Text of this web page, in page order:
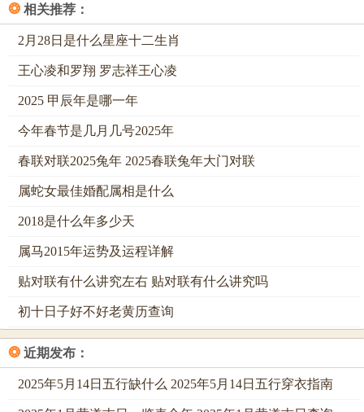
人甚至要搁到下月安葬，唯恐冲撞了阴阳秩序。
但民间智慧总在禁忌中开出温暖的花。红色成为破解煞气的
利器，闰月鞋，闰月穿，闰月老人活一千，这句俗语传遍大
江南北，子女们赶在闰月前给父母买红鞋，用红色阳气抵御
一双布鞋，更是对长辈健康的祈愿。
出嫁女儿回娘家吃闰月饭。也叫六亲饭，一家人围坐桌前，
热腾腾的饭菜驱散了邪月的阴霾，父母给女儿送雨伞、蕉
扇，寓意娘家永远是避风港，是遮阳伞，这份关爱穿越时
说地，用人间烟火对抗天地玄机。
地区女儿送母亲猪脚面线。红丝线绑在面上像系住母亲的寿
命，那份牵挂浓得化不开，这些习俗表面是对邪月的避让，
实则是对亲情的加固，对生命的珍视，当我们穿上闰月鞋，
端起闰月茶，那些有关邪月的恐惧早已被温情化解，剩下的
只有人与人之间最朴素的关怀。
❂ 相关推荐：
2月28日是什么星座十二生肖
王心凌和罗翔 罗志祥王心凌
2025 甲辰年是哪一年
今年春节是几月几号2025年
春联对联2025兔年 2025春联兔年大门对联
属蛇女最佳婚配属相是什么
2018是什么年多少天
属马2015年运势及运程详解
贴对联有什么讲究左右 贴对联有什么讲究吗
初十日子好不好老黄历查询
❂ 近期发布：
2025年5月14日五行缺什么 2025年5月14日五行穿衣指南